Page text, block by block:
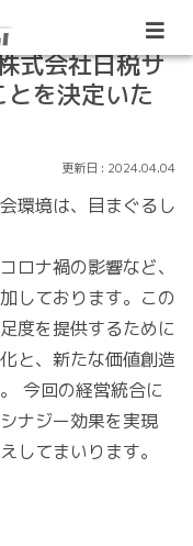
式会社日税サ
を決定いた
2024.04.04
環境は、目まぐるし
ロナ禍の影響など、
しております。この
度を提供するために
と、新たな価値創造
今回の経営統合に
ナジー効果を実現
してまいります。